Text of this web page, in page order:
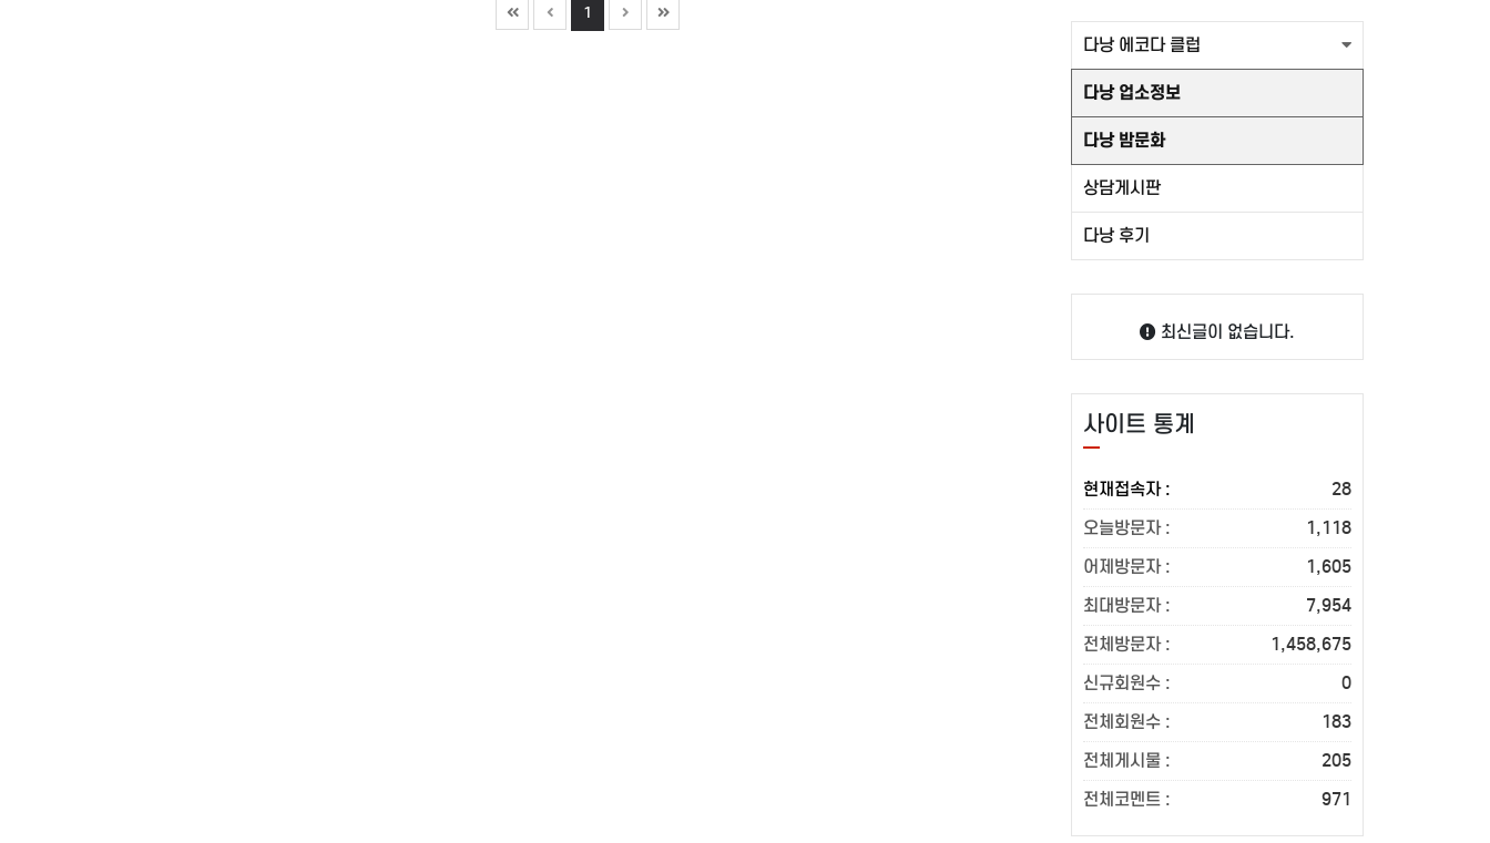
1
다낭 에코다 클럽
다낭 업소정보
다낭 밤문화
상담게시판
다낭 후기
최신글이 없습니다.
사이트 통계
현재접속자 :
28
오늘방문자 :
1,118
어제방문자 :
1,605
최대방문자 :
7,954
전체방문자 :
1,458,675
신규회원수 :
0
전체회원수 :
183
전체게시물 :
205
전체코멘트 :
971